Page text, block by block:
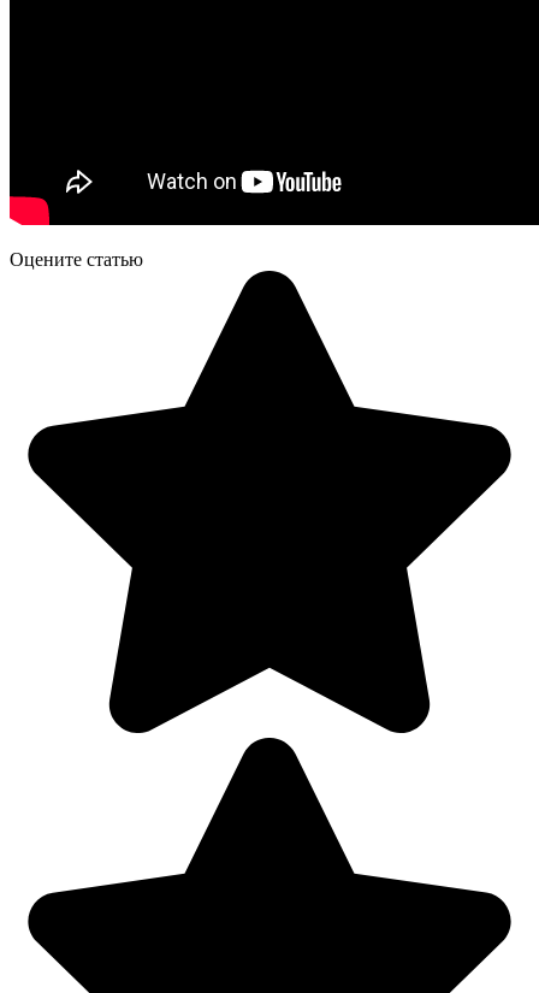
Оцените статью